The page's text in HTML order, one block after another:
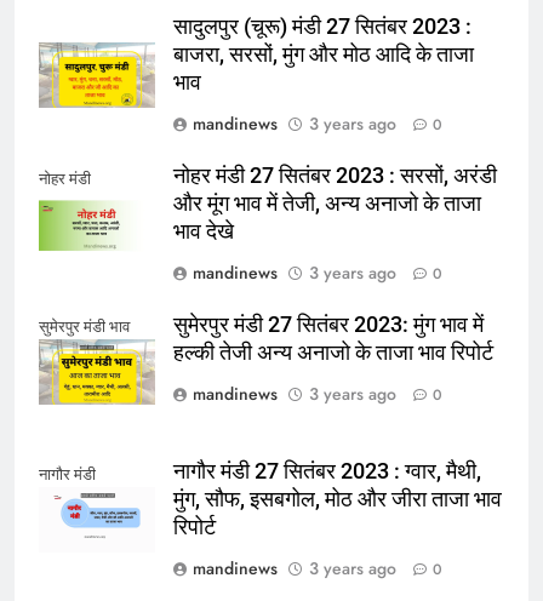
सादुलपुर (चूरू) मंडी 27 सितंबर 2023 :
बाजरा, सरसों, मुंग और मोठ आदि के ताजा
भाव
mandinews
3 years ago 0
नोहर मंडी
नोहर मंडी 27 सितंबर 2023 : सरसों, अरंडी
और मूंग भाव में तेजी, अन्य अनाजो के ताजा
भाव देखे
mandinews
3 years ago 0
सुमेरपुर मंडी भाव
सुमेरपुर मंडी 27 सितंबर 2023: मुंग भाव में
हल्की तेजी अन्य अनाजो के ताजा भाव रिपोर्ट
mandinews
3 years ago 0
नागौर मंडी
नागौर मंडी 27 सितंबर 2023 : ग्वार, मैथी,
मुंग, सौफ, इसबगोल, मोठ और जीरा ताजा भाव
रिपोर्ट
mandinews
3 years ago 0